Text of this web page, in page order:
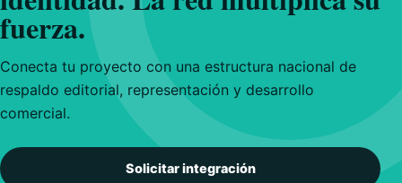
fuerza.
Conecta tu proyecto con una estructura nacional de
respaldo editorial, representación y desarrollo
comercial.
Solicitar integración